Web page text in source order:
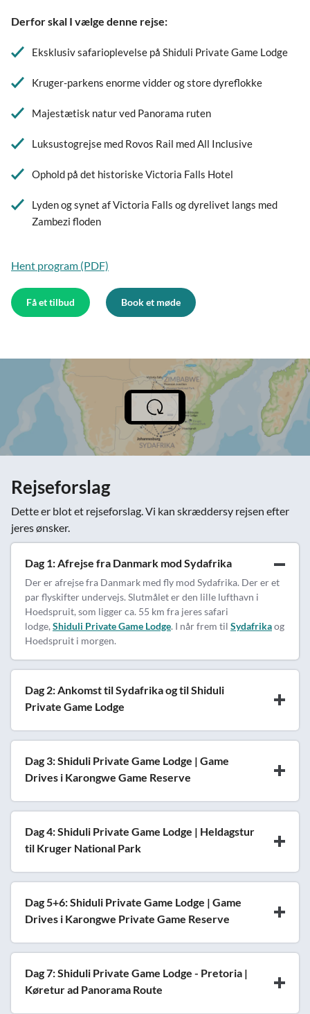
Derfor skal I vælge denne rejse:
Eksklusiv safarioplevelse på Shiduli Private Game Lodge
Kruger-parkens enorme vidder og store dyreflokke
Majestætisk natur ved Panorama ruten
Luksustogrejse med Rovos Rail med All Inclusive
Ophold på det historiske Victoria Falls Hotel
Lyden og synet af Victoria Falls og dyrelivet langs med
Zambezi floden
Hent program (PDF)
Få et tilbud Book et møde
Rejseforslag
Dette er blot et rejseforslag. Vi kan skræddersy rejsen efter
jeres ønsker.
Dag 1: Afrejse fra Danmark mod Sydafrika
Der er afrejse fra Danmark med fly mod Sydafrika. Der er et
par flyskifter undervejs. Slutmålet er den lille lufthavn i
Hoedspruit, som ligger ca. 55 km fra jeres safari
lodge, Shiduli Private Game Lodge. I når frem til Sydafrikaog
Hoedspruit i morgen.
Dag 2: Ankomst til Sydafrika og til Shiduli
Private Game Lodge
Dag 3: Shiduli Private Game Lodge | Game
Drives i Karongwe Game Reserve
Dag 4: Shiduli Private Game Lodge | Heldagstur
til Kruger National Park
Dag 5+6: Shiduli Private Game Lodge | Game
Drives i Karongwe Private Game Reserve
Dag 7: Shiduli Private Game Lodge - Pretoria |
Køretur ad Panorama Route